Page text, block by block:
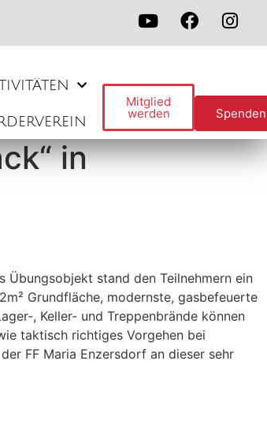
Mitglied
werden Spenden
in
Übungsobjekt stand den Teilnehmern ein
Grundfläche, modernste, gasbefeuerte
, Keller- und Treppenbrände können
taktisch richtiges Vorgehen bei
FF Maria Enzersdorf an dieser sehr